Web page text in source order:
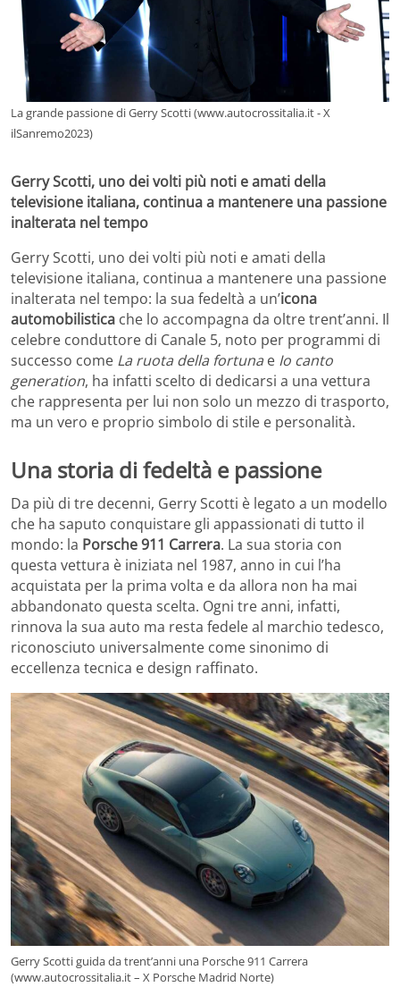
La grande passione di Gerry Scotti (www.autocrossitalia.it - X
ilSanremo2023)
Gerry Scotti, uno dei volti più noti e amati della
televisione italiana, continua a mantenere una passione
inalterata nel tempo
Gerry Scotti, uno dei volti più noti e amati della
televisione italiana, continua a mantenere una passione
inalterata nel tempo: la sua fedeltà a un’icona
automobilistica che lo accompagna da oltre trent’anni. Il
celebre conduttore di Canale 5, noto per programmi di
successo come La ruota della fortuna e Io canto
generation, ha infatti scelto di dedicarsi a una vettura
che rappresenta per lui non solo un mezzo di trasporto,
ma un vero e proprio simbolo di stile e personalità.
Una storia di fedeltà e passione
Da più di tre decenni, Gerry Scotti è legato a un modello
che ha saputo conquistare gli appassionati di tutto il
mondo: la Porsche 911 Carrera. La sua storia con
questa vettura è iniziata nel 1987, anno in cui l’ha
acquistata per la prima volta e da allora non ha mai
abbandonato questa scelta. Ogni tre anni, infatti,
rinnova la sua auto ma resta fedele al marchio tedesco,
riconosciuto universalmente come sinonimo di
eccellenza tecnica e design raffinato.
Gerry Scotti guida da trent’anni una Porsche 911 Carrera
(www.autocrossitalia.it – X Porsche Madrid Norte)